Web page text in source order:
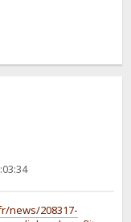
news/208317-